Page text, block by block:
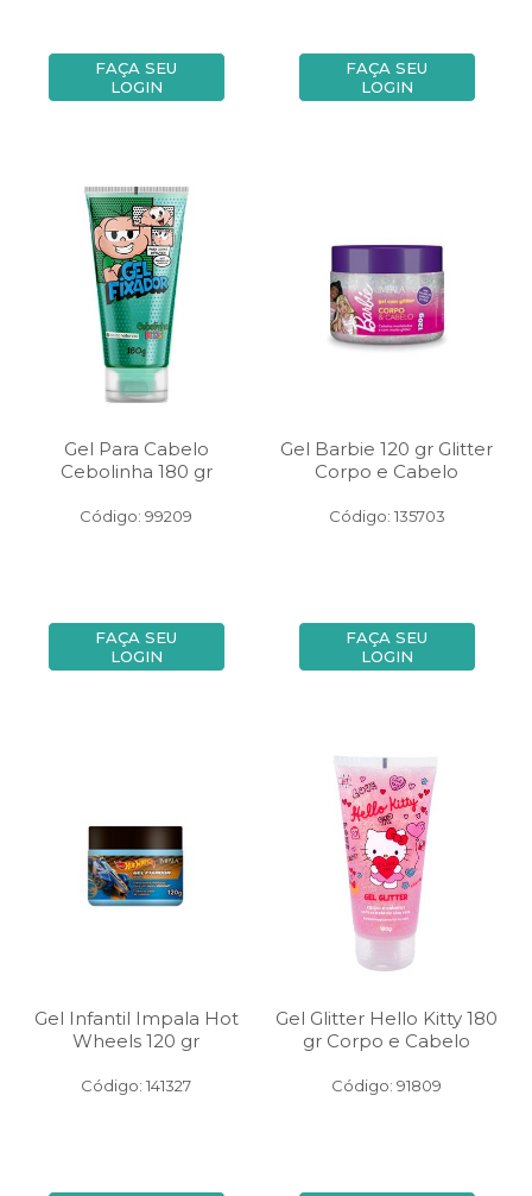
FAÇA SEU
LOGIN
FAÇA SEU
LOGIN
Gel Para Cabelo
Cebolinha 180 gr
Código: 99209
FAÇA SEU
LOGIN
Gel Barbie 120 gr Glitter
Corpo e Cabelo
Código: 135703
FAÇA SEU
LOGIN
Gel Infantil Impala Hot
Wheels 120 gr
Código: 141327
Gel Glitter Hello Kitty 180
gr Corpo e Cabelo
Código: 91809